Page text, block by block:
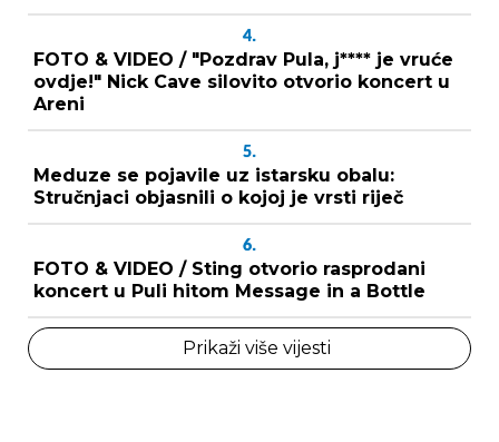
4.
FOTO & VIDEO / "Pozdrav Pula, j**** je vruće
ovdje!" Nick Cave silovito otvorio koncert u
Areni
5.
Meduze se pojavile uz istarsku obalu:
Stručnjaci objasnili o kojoj je vrsti riječ
6.
FOTO & VIDEO / Sting otvorio rasprodani
koncert u Puli hitom Message in a Bottle
Prikaži više vijesti